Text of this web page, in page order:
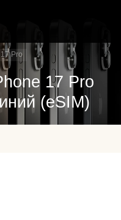
17 Pro
17 Pro
(eSIM)